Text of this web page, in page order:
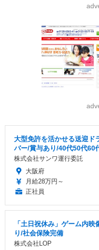
大型免許を活かせる送迎ド
バー/賞与あり/40代50代60
株式会社サンワ運行委託
大阪府
月給28万円～
正社員
「土日祝休み」ゲーム内
り/社会保険完備
株式会社LOP